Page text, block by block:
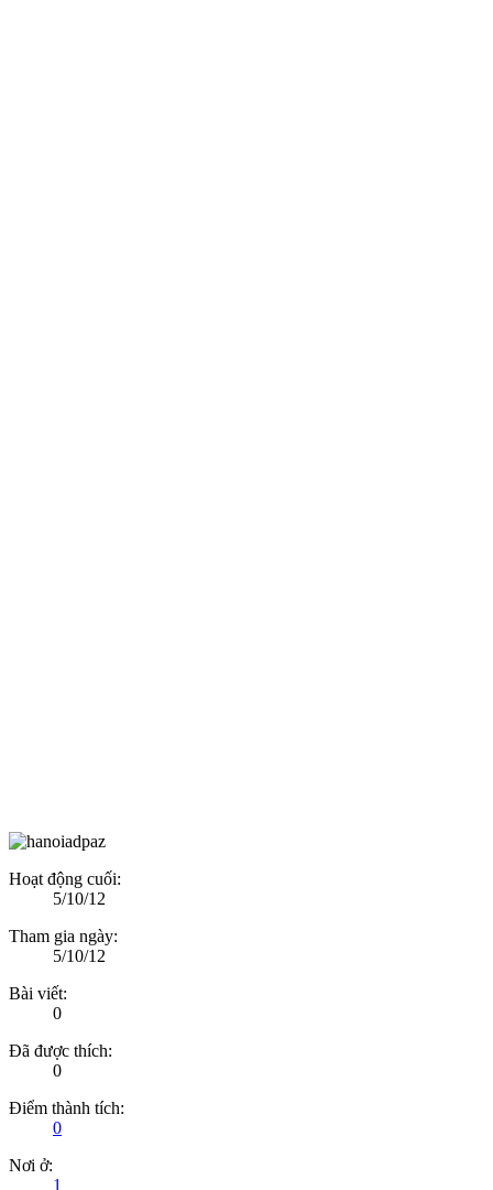
Hoạt động cuối:
5/10/12
Tham gia ngày:
5/10/12
Bài viết:
0
Đã được thích:
0
Điểm thành tích:
0
Nơi ở:
1